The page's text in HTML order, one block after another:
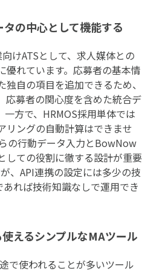
の中心として機能する
けATSとして、求人媒体との
優れています。応募者の基本情
自の項目を追加できるため、
応募者の関心度を含めた統合デ
方で、HRMOS採用単体では
リングの自動計算はできませ
の行動データ入力とBowNow
しての役割に徹する設計が重要
、API連携の設定には多少の技
れば技術知識なしで運用でき
えるシンプルなMAツール
で使われることが多いツール